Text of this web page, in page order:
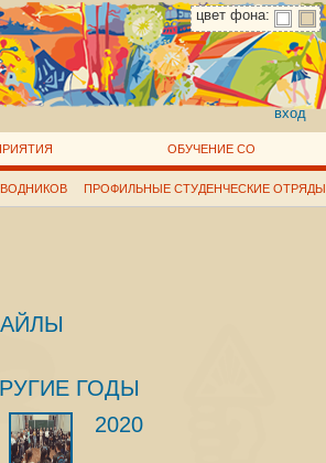
вход
ОБУЧЕНИЕ СО
ПРОФИЛЬНЫЕ СТУДЕНЧЕСКИЕ ОТРЯДЫ
ГОДЫ
2020
цвет фона: